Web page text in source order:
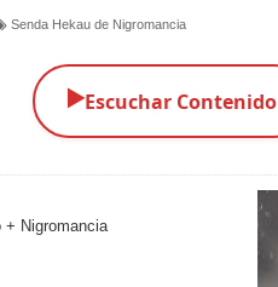
Senda Hekau de Nigromancia
▶️Escuchar Contenido
+ Nigromancia